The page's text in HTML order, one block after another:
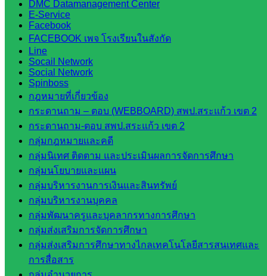
DMC Datamanagement Center
E-Service
Facebook
FACEBOOK เพจ โรงเรียนในสังกัด
Line
Socail Network
Social Network
Spinboss
กฎหมายที่เกี่ยวข้อง
กระดานถาม – ตอบ (WEBBOARD) สพป.สระแก้ว เขต 2
กระดานถาม-ตอบ สพป.สระแก้ว เขต 2
กลุ่มกฎหมายและคดี
กลุ่มนิเทศ ติดตาม และประเมินผลการจัดการศึกษา
กลุ่มนโยบายและแผน
กลุ่มบริหารงานการเงินและสินทรัพย์
กลุ่มบริหารงานบุคคล
กลุ่มพัฒนาครูและบุคลากรทางการศึกษา
กลุ่มส่งเสริมการจัดการศึกษา
กลุ่มส่งเสริมการศึกษาทางไกลเทคโนโลยีสารสนเทศและ
การสื่อสาร
สพป.สระแก้ว
เขต 2
โรงเรียน
ในสังกัด
สพป.สระแก้ว
เขต 1
โรงเรียน
ในสังกัด
สพป.สระแก้ว
เขต 2
วิทยาลัย
เทคนิค
สระแก้ว
วิทยาลัย
เทคนิค
วังน้ำเย็น
กศน.สระแก้ว